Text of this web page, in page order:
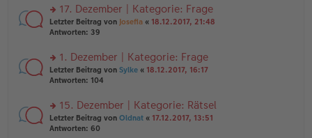
tr
a
g
e
n
er
tr
a
g
n
g
el
e
n
er
tr
a
g
rs
te
n
g
el
e
n
er
17. Dezember | Kategorie: Frage
Letzter Beitrag von Josefia « 18.12.2017, 21:48
Antworten: 39
rs
te
n
g
el
1. Dezember | Kategorie: Frage
Letzter Beitrag von Sylke « 18.12.2017, 16:17
Antworten: 104
rs
te
15. Dezember | Kategorie: Rätsel
Letzter Beitrag von Oldnat « 17.12.2017, 13:51
Antworten: 60